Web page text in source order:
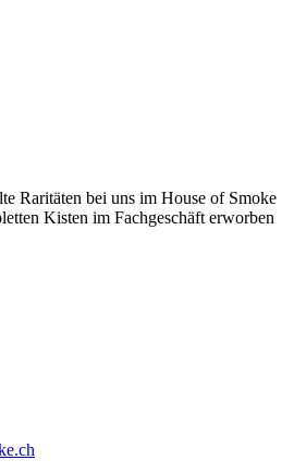
Raritäten bei uns im House of Smoke
Kisten im Fachgeschäft erworben